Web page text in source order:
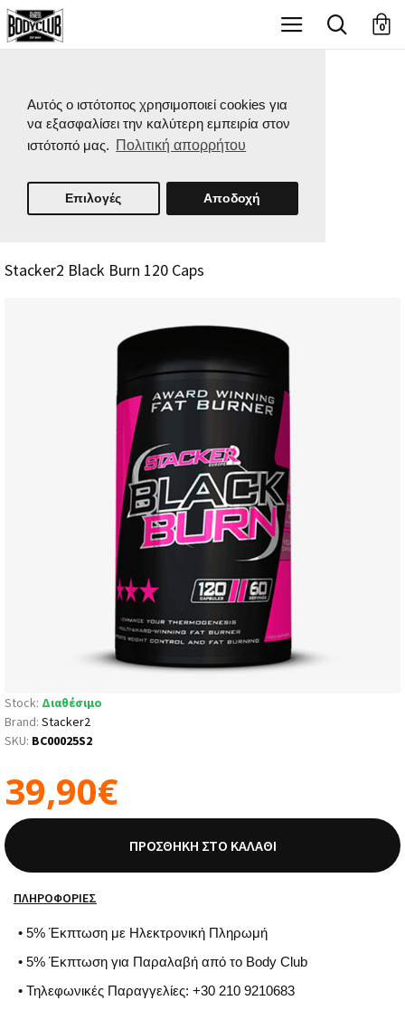
Αυτός ο ιστότοπος χρησιμοποιεί cookies για
να εξασφαλίσει την καλύτερη εμπειρία στον
ιστότοπό μας. Πολιτική απορρήτου
X
Επιλογές Αποδοχή
0
Stacker2 Black Burn 120 Caps
Stock: Διαθέσιμο
Brand: Stacker2
SKU: BC00025S2
39,90€
ΠΡΟΣΘΉΚΗ ΣΤΟ ΚΑΛΆΘΙ
ΠΛΗΡΟΦΟΡΊΕΣ
• 5% Έκπτωση με Ηλεκτρονική Πληρωμή
• 5% Έκπτωση για Παραλαβή από το Body Club
• Τηλεφωνικές Παραγγελίες: +30 210 9210683